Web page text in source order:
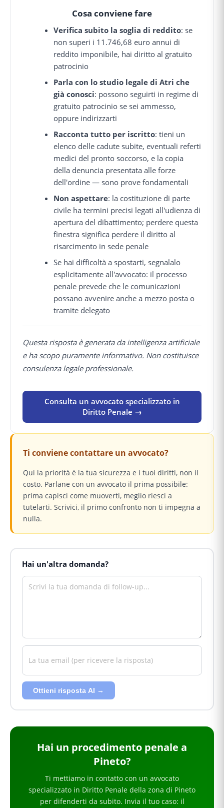
Cosa conviene fare
Verifica subito la soglia di reddito: se
non superi i 11.746,68 euro annui di
reddito imponibile, hai diritto al gratuito
patrocinio
Parla con lo studio legale di Atri che
già conosci: possono seguirti in regime di
gratuito patrocinio se sei ammesso,
oppure indirizzarti
Racconta tutto per iscritto: tieni un
elenco delle cadute subite, eventuali referti
medici del pronto soccorso, e la copia
della denuncia presentata alle forze
dell'ordine — sono prove fondamentali
Non aspettare: la costituzione di parte
civile ha termini precisi legati all'udienza di
apertura del dibattimento; perdere questa
finestra significa perdere il diritto al
risarcimento in sede penale
Se hai difficoltà a spostarti, segnalalo
esplicitamente all'avvocato: il processo
penale prevede che le comunicazioni
possano avvenire anche a mezzo posta o
tramite delegato
Questa risposta è generata da intelligenza artificiale
e ha scopo puramente informativo. Non costituisce
consulenza legale professionale.
Consulta un avvocato specializzato in
Diritto Penale →
Ti conviene contattare un avvocato?
Qui la priorità è la tua sicurezza e i tuoi diritti, non il
costo. Parlane con un avvocato il prima possibile:
prima capisci come muoverti, meglio riesci a
tutelarti. Scrivici, il primo confronto non ti impegna a
nulla.
Hai un'altra domanda?
Ottieni risposta AI →
Hai un procedimento penale a
Pineto?
Ti mettiamo in contatto con un avvocato
specializzato in Diritto Penale della zona di Pineto
per difenderti da subito. Invia il tuo caso: il